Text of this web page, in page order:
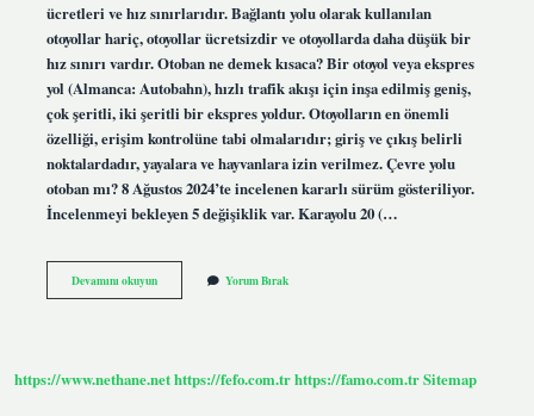
ücretleri ve hız sınırlarıdır. Bağlantı yolu olarak kullanılan
otoyollar hariç, otoyollar ücretsizdir ve otoyollarda daha düşük bir
hız sınırı vardır. Otoban ne demek kısaca? Bir otoyol veya ekspres
yol (Almanca: Autobahn), hızlı trafik akışı için inşa edilmiş geniş,
çok şeritli, iki şeritli bir ekspres yoldur. Otoyolların en önemli
özelliği, erişim kontrolüne tabi olmalarıdır; giriş ve çıkış belirli
noktalardadır, yayalara ve hayvanlara izin verilmez. Çevre yolu
otoban mı? 8 Ağustos 2024’te incelenen kararlı sürüm gösteriliyor.
İncelenmeyi bekleyen 5 değişiklik var. Karayolu 20 (…
Devamını okuyunOtoban
Nedir
Yorum Bırak
https://www.nethane.nethttps://fefo.com.trhttps://famo.com.trSitemap